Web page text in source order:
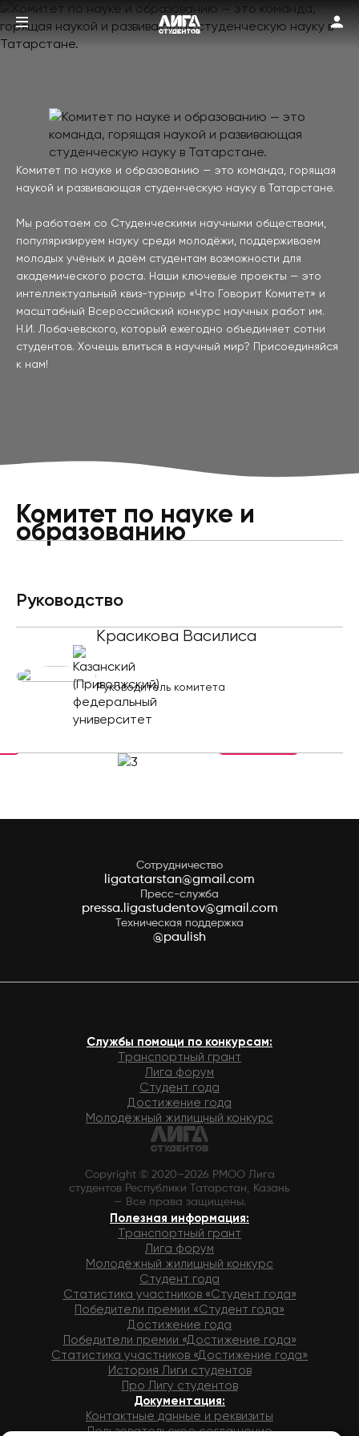
Комитет по науке и образованию — это команда, горящая
наукой и развивающая студенческую науку в Татарстане.
Мы работаем со Студенческими научными обществами,
популяризируем науку среди молодёжи, поддерживаем
молодых учёных и даём студентам возможности для
академического роста. Наши ключевые проекты — это
интеллектуальный квиз-турнир «Что Говорит Комитет» и
масштабный Всероссийский конкурс научных работ им.
Н.И. Лобачевского, который ежегодно объединяет сотни
студентов. Хочешь влиться в научный мир? Присоединяйся
к нам!
Комитет по науке и
образованию
Руководство
Красикова Василиса
Руководитель комитета
Сотрудничество
ligatatarstan@gmail.com
Пресс-служба
pressa.ligastudentov@gmail.com
Техническая поддержка
@paulish
Службы помощи по конкурсам:
Транспортный грант
Лига форум
Студент года
Достижение года
Молодёжный жилищный конкурс
Copyright © 2020–2026 РМОО Лига
студентов Республики Татарстан, Казань
— Все права защищены.
Полезная информация:
Транспортный грант
Лига форум
Молодёжный жилищный конкурс
Студент года
Статистика участников «Студент года»
Победители премии «Студент года»
Достижение года
Победители премии «Достижение года»
Статистика участников «Достижение года»
История Лиги студентов
Про Лигу студентов
Документация:
Контактные данные и реквизиты
Пользовательское соглашение